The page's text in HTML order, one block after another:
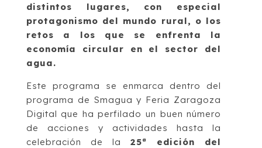
distintos lugares, con especial
protagonismo del mundo rural, o los
retos a los que se enfrenta la
economía circular en el sector del
agua.
Este programa se enmarca dentro del
programa de Smagua y Feria Zaragoza
Digital que ha perfilado un buen número
de acciones y actividades hasta la
celebración de la25ª edición del